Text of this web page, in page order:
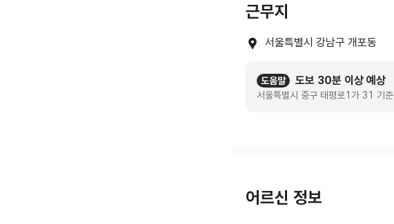
근무지
서울특별시 강남구 개포동
도움말 도보 30분 이상 예상
서울특별시 중구 태평로1가 31 기준
어르신 정보